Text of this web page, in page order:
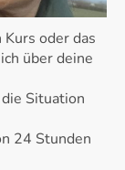
oder das
über deine
Situation
24 Stunden